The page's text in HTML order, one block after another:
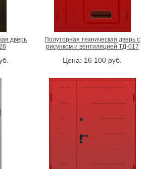
дверь
Полуторная техническая дверь с
рисунком и вентиляцией ТД-017
Цена: 16 100 руб.